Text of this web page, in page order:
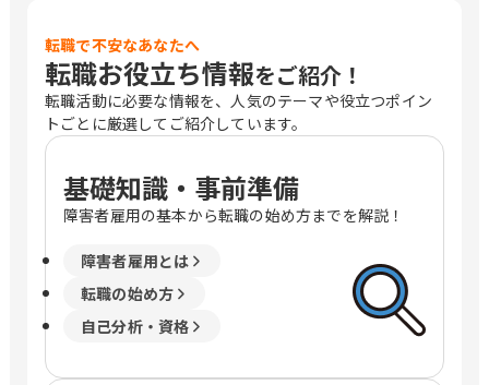
転職で不安なあなたへ
転職お役立ち情報をご紹介！
転職活動に必要な情報を、人気のテーマや役立つポイン
トごとに厳選してご紹介しています。
基礎知識・事前準備
障害者雇用の基本から転職の始め方までを解説！
障害者雇用とは
転職の始め方
自己分析・資格